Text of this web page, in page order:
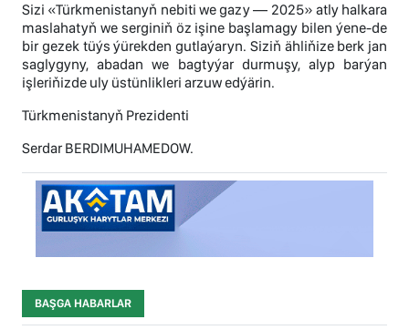
Sizi «Türkmenistanyň nebiti we gazy — 2025» atly halkara
maslahatyň we serginiň öz işine başlamagy bilen ýene-de
bir gezek tüýs ýürekden gutlaýaryn. Siziň ähliňize berk jan
saglygyny, abadan we bagtyýar durmuşy, alyp barýan
işleriňizde uly üstünlikleri arzuw edýärin.
Türkmenistanyň Prezidenti
Serdar BERDIMUHAMEDOW.
BAŞGA HABARLAR